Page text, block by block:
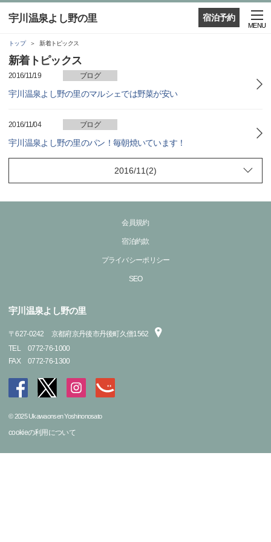
宿泊予約
宇川温泉よし野の里
MENU
トップ 新着トピックス
新着トピックス
2016/11/19 ブログ
宇川温泉よし野の里のマルシェでは野菜が安い
2016/11/04 ブログ
宇川温泉よし野の里のパン！毎朝焼いています！
会員規約
宿泊約款
プライバシーポリシー
SEO
宇川温泉よし野の里
〒627-0242
京都府京丹後市丹後町久僧1562
TEL
0772-76-1000
FAX
0772-76-1300
© 2025 Ukawaonsen Yoshinonosato
cookieの利用について